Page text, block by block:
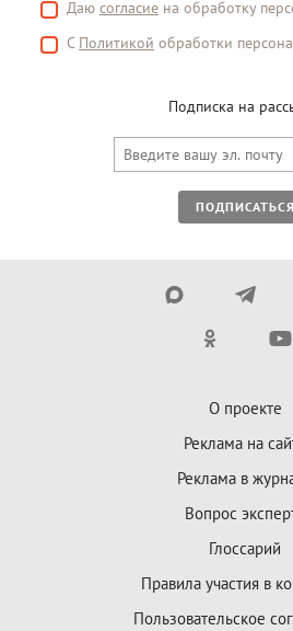
Даю согласие на обработку
С Политикой обработки
Подписка на
ПОДПИСАТЬСЯ
О проекте
Реклама на
Реклама в
Вопрос
Глоссарий
Правила участия в
Пользовательское